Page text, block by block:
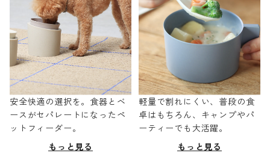
安全快適の選択を。食器とベ
ースがセパレートになったペ
ットフィーダー。
もっと見る
軽量で割れにくい、普段の食
卓はもちろん、キャンプやパ
ーティーでも大活躍。
もっと見る